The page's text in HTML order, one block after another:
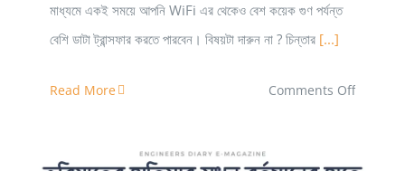
মাধ্যমে একই সময়ে আপনি WiFi এর থেকেও বেশ কয়েক গুণ পর্যন্ত
বেশি ডাটা ট্রান্সফার করতে পারবেন। বিষয়টা দারুন না ? চিন্তার [...]
Read More Comments Offon